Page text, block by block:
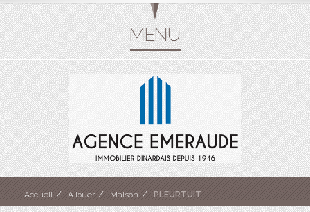
Accueil A louer Maison PLEURTUIT